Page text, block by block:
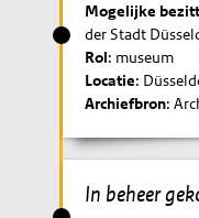
Mogelijke
der Stadt
Rol: museum
Locatie:
Archiefbron:
In beheer